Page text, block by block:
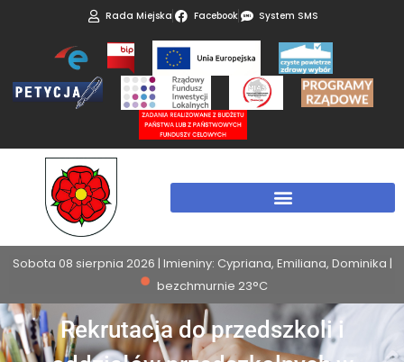
Rada Miejska Facebook System SMS
Sobota 08 sierpnia 2026 | Imieniny: Cypriana, Emiliana, Dominika |
bezchmurnie 23°C
Rekrutacja do przedszkoli i